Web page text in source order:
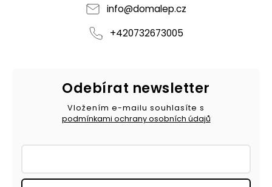
info@domalep.cz
+420732673005
Odebírat newsletter
Vložením e-mailu souhlasíte s
podmínkami ochrany osobních údajů